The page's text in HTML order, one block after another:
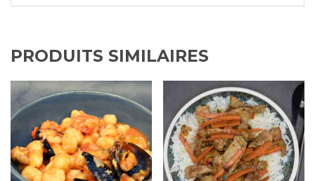
PRODUITS SIMILAIRES